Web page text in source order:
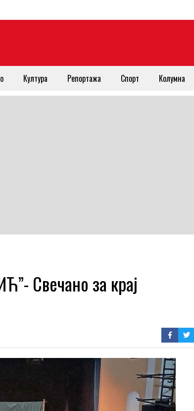
Култура Репортажа Спорт Колумна
Свечано за крај